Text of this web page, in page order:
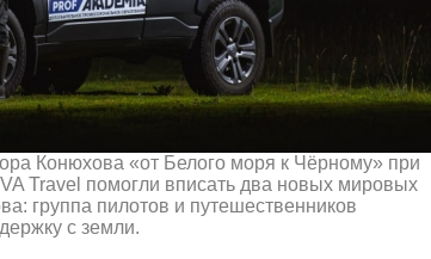
Конюхова «от Белого моря к Чёрному» при
Travel помогли вписать два новых мировых
группа пилотов и путешественников
с земли.